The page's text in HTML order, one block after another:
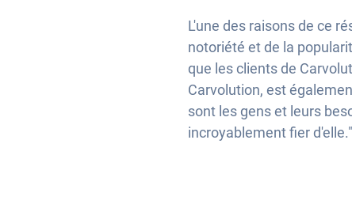
L'une des raisons de ce
notoriété et de la
que les clients de
Carvolution, est
sont les gens et leurs
incroyablement fier d'elle."